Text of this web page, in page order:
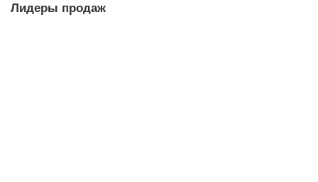
Лидеры продаж